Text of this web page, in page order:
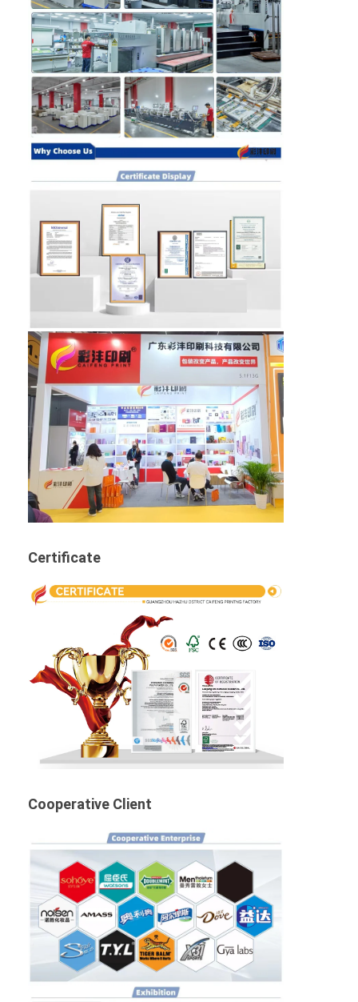
Certificate
Cooperative Client